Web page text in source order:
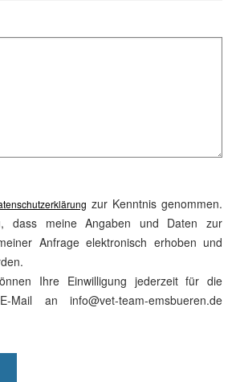
zur Kenntnis genommen.
dass meine Angaben und Daten zur
Anfrage elektronisch erhoben und
Ihre Einwilligung jederzeit für die
an info@vet-team-emsbueren.de